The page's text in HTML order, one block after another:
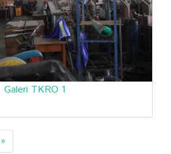
Galeri TKRO 1
»